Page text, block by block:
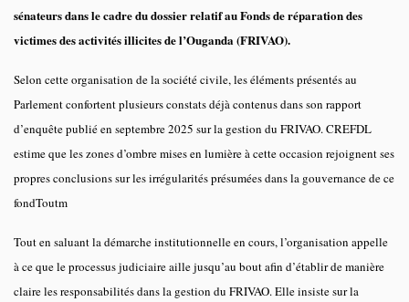
sénateurs dans le cadre du dossier relatif au Fonds de réparation des
victimes des activités illicites de l’Ouganda (FRIVAO).
Selon cette organisation de la société civile, les éléments présentés au
Parlement confortent plusieurs constats déjà contenus dans son rapport
d’enquête publié en septembre 2025 sur la gestion du FRIVAO. CREFDL
estime que les zones d’ombre mises en lumière à cette occasion rejoignent ses
propres conclusions sur les irrégularités présumées dans la gouvernance de ce
fondToutm
Tout en saluant la démarche institutionnelle en cours, l’organisation appelle
à ce que le processus judiciaire aille jusqu’au bout afin d’établir de manière
claire les responsabilités dans la gestion du FRIVAO. Elle insiste sur la